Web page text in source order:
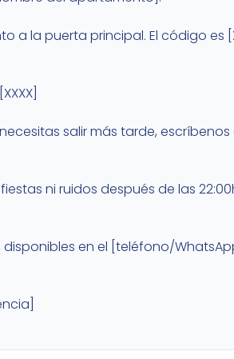
a la puerta principal. El código es
necesitas salir más tarde,
ni ruidos después de las
en el [teléfono/